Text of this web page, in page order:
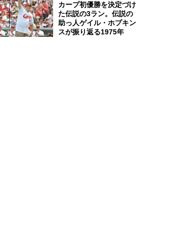
カープ初優勝を決定づけ
た伝説の3ラン。伝説の
助っ人ゲイル・ホプキン
スが振り返る1975年